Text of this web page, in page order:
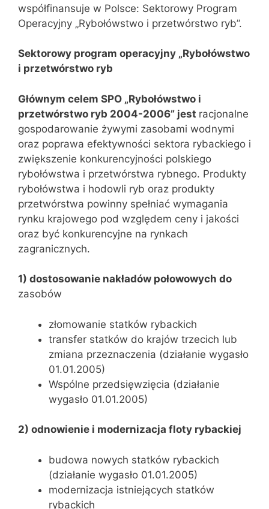
współfinansuje w Polsce: Sektorowy Program
Operacyjny „Rybołówstwo i przetwórstwo ryb”.
Sektorowy program operacyjny „Rybołówstwo
i przetwórstwo ryb
Głównym celem SPO „Rybołówstwo i
przetwórstwo ryb 2004-2006” jest racjonalne
gospodarowanie żywymi zasobami wodnymi
oraz poprawa efektywności sektora rybackiego i
zwiększenie konkurencyjności polskiego
rybołówstwa i przetwórstwa rybnego. Produkty
rybołówstwa i hodowli ryb oraz produkty
przetwórstwa powinny spełniać wymagania
rynku krajowego pod względem ceny i jakości
oraz być konkurencyjne na rynkach
zagranicznych.
1) dostosowanie nakładów połowowych do
zasobów
złomowanie statków rybackich
transfer statków do krajów trzecich lub
zmiana przeznaczenia (działanie wygasło
01.01.2005)
Wspólne przedsięwzięcia (działanie
wygasło 01.01.2005)
2) odnowienie i modernizacja floty rybackiej
budowa nowych statków rybackich
(działanie wygasło 01.01.2005)
modernizacja istniejących statków
rybackich